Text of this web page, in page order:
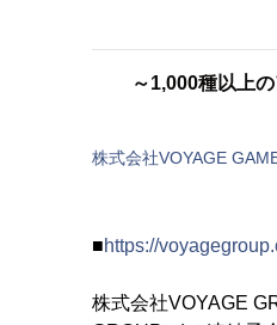
～1,000種以上
株式会社VOYAGE
■https://
株式会社VOYAGE